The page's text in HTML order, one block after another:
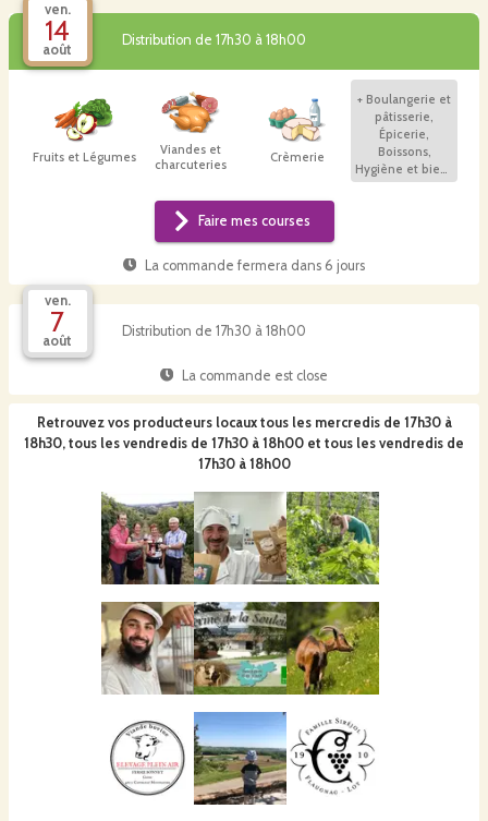
ven.
14
août
Distribution de 17h30 à 18h00
Fruits et Légumes
Viandes et
charcuteries
Crèmerie
+ Boulangerie et
pâtisserie,
Épicerie,
Boissons,
Hygiène et bien-
être
Faire mes courses
La commande fermera dans 6 jours
ven.
7
août
Distribution de 17h30 à 18h00
La commande est close
Retrouvez vos producteurs locaux tous les mercredis de 17h30 à
18h30, tous les vendredis de 17h30 à 18h00 et tous les vendredis de
17h30 à 18h00